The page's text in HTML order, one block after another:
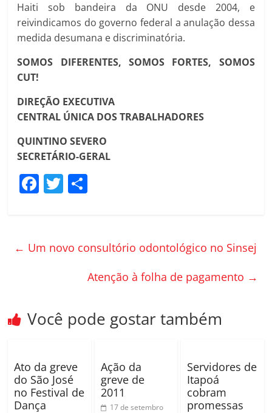
Haiti sob bandeira da ONU desde 2004, e
reivindicamos do governo federal a anulação dessa
medida desumana e discriminatória.
SOMOS DIFERENTES, SOMOS FORTES, SOMOS
CUT!
DIREÇÃO EXECUTIVA
CENTRAL ÚNICA DOS TRABALHADORES
QUINTINO SEVERO
SECRETÁRIO-GERAL
F
e
k
T
er p
til
ar
← Um novo consultório odontológico no Sinsej
Atenção à folha de pagamento →
Você pode gostar também
Ato da greve
do São José
no Festival de
Dança
Ação da
greve de
2011
17 de setembro
Servidores de
Itapoá
cobram
promessas